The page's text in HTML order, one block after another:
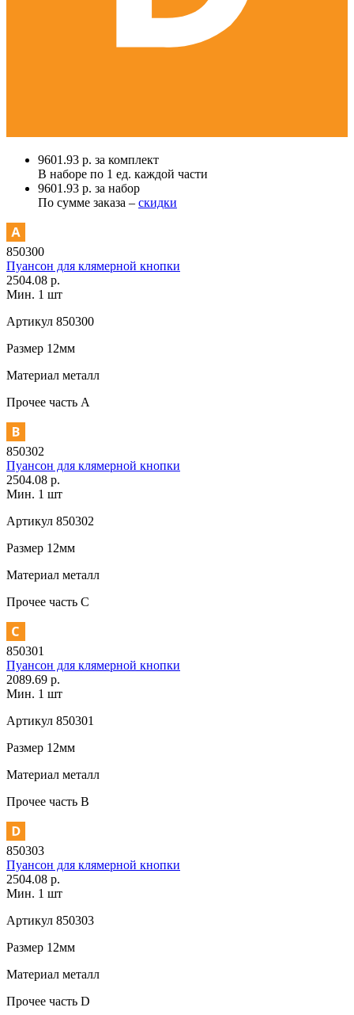
9601.93 р. за комплект
В наборе по 1 ед. каждой части
9601.93 р. за набор
По сумме заказа – скидки
850300
Пуансон для клямерной кнопки
2504.08 р.
Мин. 1 шт
Артикул 850300
Размер 12мм
Материал металл
Прочее часть A
850302
Пуансон для клямерной кнопки
2504.08 р.
Мин. 1 шт
Артикул 850302
Размер 12мм
Материал металл
Прочее часть C
850301
Пуансон для клямерной кнопки
2089.69 р.
Мин. 1 шт
Артикул 850301
Размер 12мм
Материал металл
Прочее часть В
850303
Пуансон для клямерной кнопки
2504.08 р.
Мин. 1 шт
Артикул 850303
Размер 12мм
Материал металл
Прочее часть D